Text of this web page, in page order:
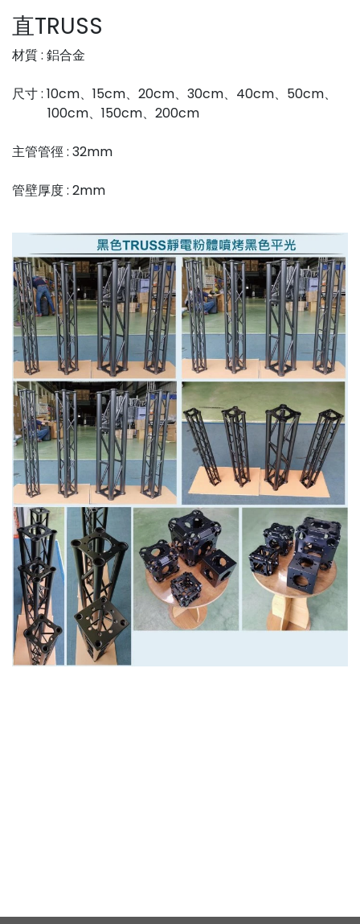
直TRUSS
材質 : 鋁合金
尺寸 : 10cm、15cm、20cm、30cm、40cm、50cm、
100cm、150cm、200cm
主管管徑 : 32mm
管壁厚度 : 2mm